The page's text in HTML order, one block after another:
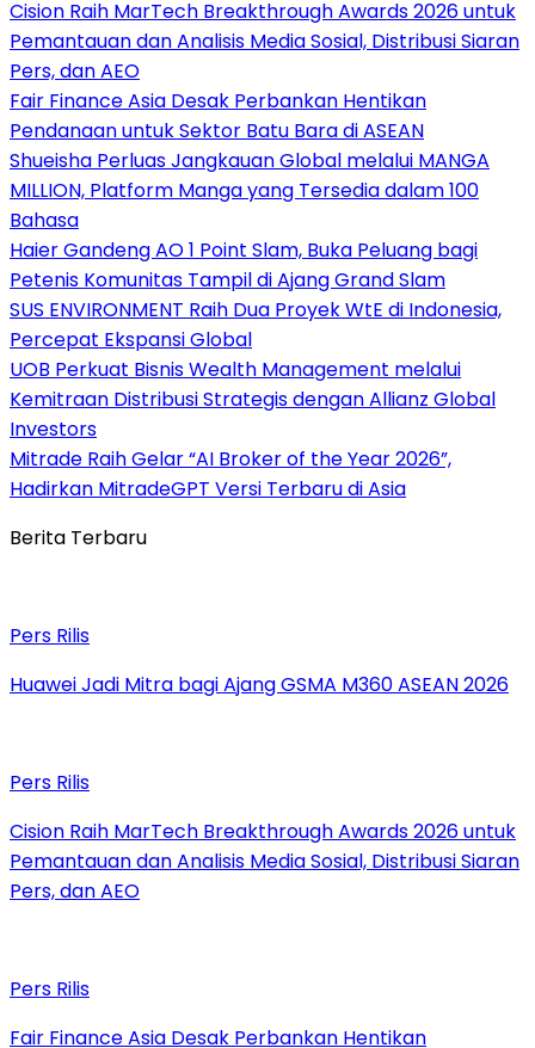
Cision Raih MarTech Breakthrough Awards 2026 untuk
Pemantauan dan Analisis Media Sosial, Distribusi Siaran
Pers, dan AEO
Fair Finance Asia Desak Perbankan Hentikan
Pendanaan untuk Sektor Batu Bara di ASEAN
Shueisha Perluas Jangkauan Global melalui MANGA
MILLION, Platform Manga yang Tersedia dalam 100
Bahasa
Haier Gandeng AO 1 Point Slam, Buka Peluang bagi
Petenis Komunitas Tampil di Ajang Grand Slam
SUS ENVIRONMENT Raih Dua Proyek WtE di Indonesia,
Percepat Ekspansi Global
UOB Perkuat Bisnis Wealth Management melalui
Kemitraan Distribusi Strategis dengan Allianz Global
Investors
Mitrade Raih Gelar “AI Broker of the Year 2026”,
Hadirkan MitradeGPT Versi Terbaru di Asia
Berita Terbaru
Pers Rilis
Huawei Jadi Mitra bagi Ajang GSMA M360 ASEAN 2026
Pers Rilis
Cision Raih MarTech Breakthrough Awards 2026 untuk
Pemantauan dan Analisis Media Sosial, Distribusi Siaran
Pers, dan AEO
Pers Rilis
Fair Finance Asia Desak Perbankan Hentikan